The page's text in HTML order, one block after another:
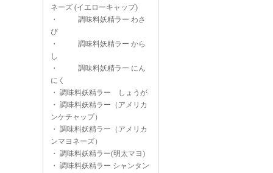
ネーズ (イエローキャップ)
・
調味料妖精ラー わさ
び
・
調味料妖精ラー から
し
・
調味料妖精ラー にん
にく
・ 調味料妖精ラー しょうが
・ 調味料妖精ラー（アメリカ
ンケチャップ）
・ 調味料妖精ラー（アメリカ
ンマヨネーズ）
・ 調味料妖精ラー(明太マヨ)
・ 調味料妖精ラー シャンタン